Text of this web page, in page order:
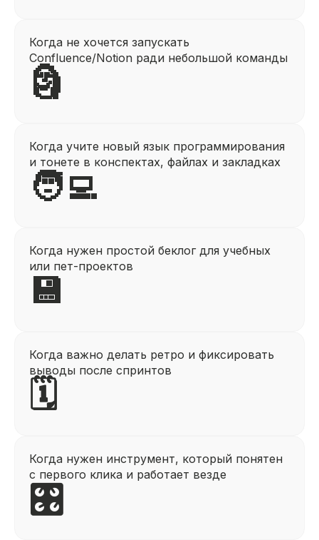
Когда не хочется запускать
Confluence/Notion ради небольшой команды
🗿
Когда учите новый язык программирования
и тонете в конспектах, файлах и закладках
🧑‍💻
Когда нужен простой беклог для учебных
или пет-проектов
💾
Когда важно делать ретро и фиксировать
выводы после спринтов
🗓️
Когда нужен инструмент, который понятен
с первого клика и работает везде
🎛️